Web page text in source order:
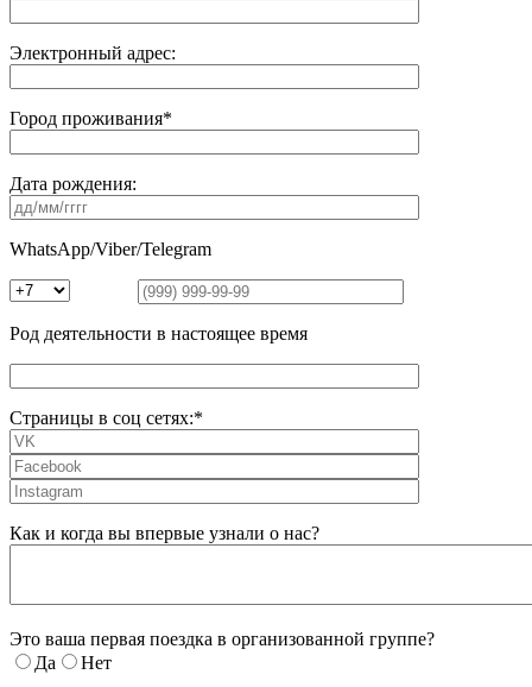
Электронный адрес:
Город проживания*
Дата рождения:
WhatsApp/Viber/Telegram
Род деятельности в настоящее время
Страницы в соц сетях:*
Как и когда вы впервые узнали о нас?
Это ваша первая поездка в организованной группе?
Да
Нет